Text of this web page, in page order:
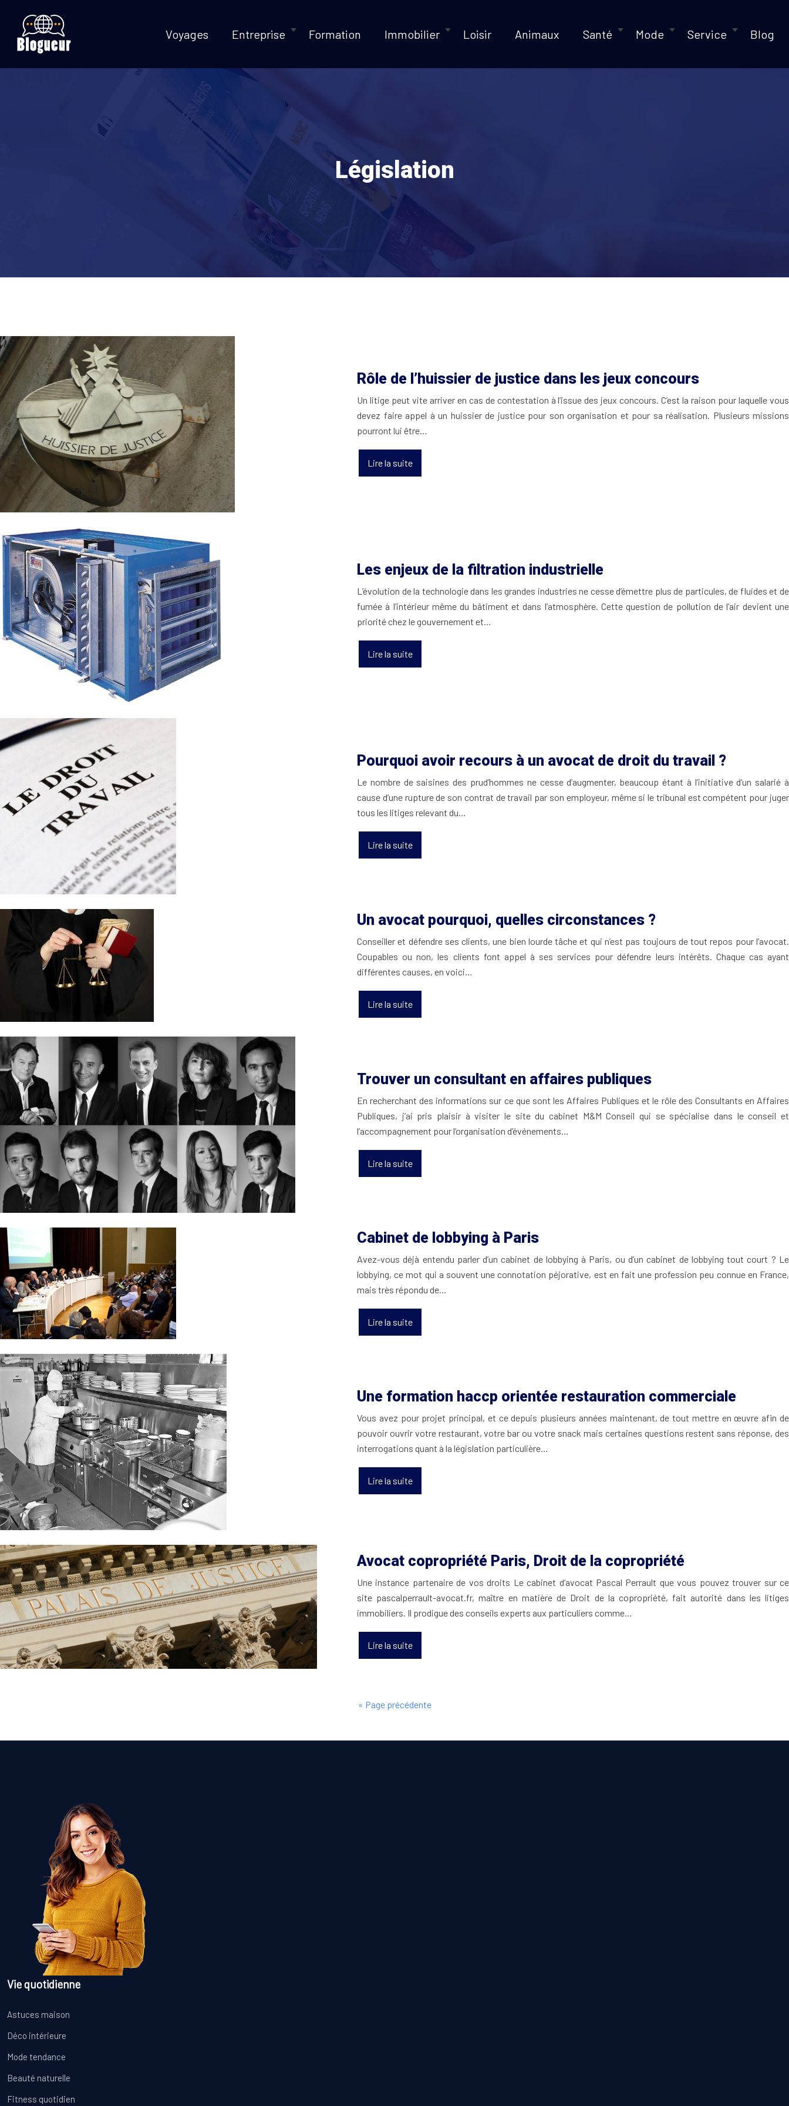
Voyages Entreprise Formation Immobilier Loisir Animaux Santé Mode Service Blog
Législation
Rôle de l’huissier de justice dans les jeux concours
Un litige peut vite arriver en cas de contestation à l’issue des jeux concours. C’est la raison pour laquelle vous
devez faire appel à un huissier de justice pour son organisation et pour sa réalisation. Plusieurs missions
pourront lui être…
Lire la suite
Les enjeux de la filtration industrielle
L’évolution de la technologie dans les grandes industries ne cesse d’émettre plus de particules, de fluides et de
fumée à l’intérieur même du bâtiment et dans l’atmosphère. Cette question de pollution de l’air devient une
priorité chez le gouvernement et…
Lire la suite
Pourquoi avoir recours à un avocat de droit du travail ?
Le nombre de saisines des prud’hommes ne cesse d’augmenter, beaucoup étant à l’initiative d’un salarié à
cause d’une rupture de son contrat de travail par son employeur, même si le tribunal est compétent pour juger
tous les litiges relevant du…
Lire la suite
Un avocat pourquoi, quelles circonstances ?
Conseiller et défendre ses clients, une bien lourde tâche et qui n’est pas toujours de tout repos pour l’avocat.
Coupables ou non, les clients font appel à ses services pour défendre leurs intérêts. Chaque cas ayant
différentes causes, en voici…
Lire la suite
Trouver un consultant en affaires publiques
En recherchant des informations sur ce que sont les Affaires Publiques et le rôle des Consultants en Affaires
Publiques, j’ai pris plaisir à visiter le site du cabinet M&M Conseil qui se spécialise dans le conseil et
l’accompagnement pour l’organisation d’événements…
Lire la suite
Cabinet de lobbying à Paris
Avez-vous déjà entendu parler d’un cabinet de lobbying à Paris, ou d’un cabinet de lobbying tout court ? Le
lobbying, ce mot qui a souvent une connotation péjorative, est en fait une profession peu connue en France,
mais très répondu de…
Lire la suite
Une formation haccp orientée restauration commerciale
Vous avez pour projet principal, et ce depuis plusieurs années maintenant, de tout mettre en œuvre afin de
pouvoir ouvrir votre restaurant, votre bar ou votre snack mais certaines questions restent sans réponse, des
interrogations quant à la législation particulière…
Lire la suite
Avocat copropriété Paris, Droit de la copropriété
Une instance partenaire de vos droits Le cabinet d’avocat Pascal Perrault que vous pouvez trouver sur ce
site pascalperrault-avocat.fr, maître en matière de Droit de la copropriété, fait autorité dans les litiges
immobiliers. Il prodigue des conseils experts aux particuliers comme…
Lire la suite
« Page précédente
Vie quotidienne
Astuces maison
Déco intérieure
Mode tendance
Beauté naturelle
Fitness quotidien